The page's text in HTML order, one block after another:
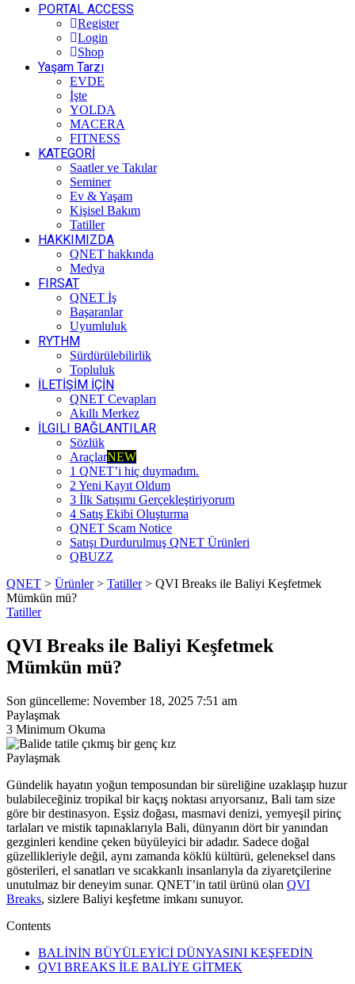
PORTAL ACCESS
Register
Login
Shop
Yaşam Tarzı
EVDE
İşte
YOLDA
MACERA
FITNESS
KATEGORİ
Saatler ve Takılar
Seminer
Ev & Yaşam
Kişisel Bakım
Tatiller
HAKKIMIZDA
QNET hakkında
Medya
FIRSAT
QNET İş
Başaranlar
Uyumluluk
RYTHM
Sürdürülebilirlik
Topluluk
İLETİŞİM İÇİN
QNET Cevapları
Akıllı Merkez
İLGILI BAĞLANTILAR
Sözlük
AraçlarNEW
1 QNET’i hiç duymadım.
2 Yeni Kayıt Oldum
3 İlk Satışımı Gerçekleştiriyorum
4 Satış Ekibi Oluşturma
QNET Scam Notice
Satışı Durdurulmuş QNET Ürünleri
QBUZZ
QNET > Ürünler> Tatiller> QVI Breaks ile Baliyi Keşfetmek
Mümkün mü?
Tatiller
QVI Breaks ile Baliyi Keşfetmek
Mümkün mü?
Son güncelleme: November 18, 2025 7:51 am
Paylaşmak
3 Minimum Okuma
Paylaşmak
Gündelik hayatın yoğun temposundan bir süreliğine uzaklaşıp huzur
bulabileceğiniz tropikal bir kaçış noktası arıyorsanız, Bali tam size
göre bir destinasyon. Eşsiz doğası, masmavi denizi, yemyeşil pirinç
tarlaları ve mistik tapınaklarıyla Bali, dünyanın dört bir yanından
gezginleri kendine çeken büyüleyici bir adadır. Sadece doğal
güzellikleriyle değil, aynı zamanda köklü kültürü, geleneksel dans
gösterileri, el sanatları ve sıcakkanlı insanlarıyla da ziyaretçilerine
unutulmaz bir deneyim sunar. QNET’in tatil ürünü olan QVI
Breaks, sizlere Baliyi keşfetme imkanı sunuyor.
Contents
BALİNİN BÜYÜLEYİCİ DÜNYASINI KEŞFEDİN
QVI BREAKS İLE BALİYE GİTMEK